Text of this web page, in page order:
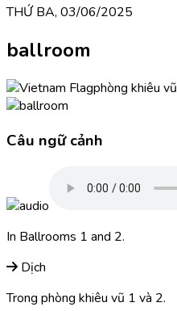
THỨ BA, 03/06/2025
ballroom
phòng khiêu vũ
Câu ngữ cảnh
In Ballrooms 1 and 2.
Dịch
Trong phòng khiêu vũ 1 và 2.